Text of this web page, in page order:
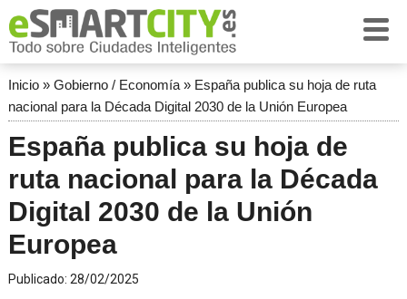
Inicio» Gobierno / Economía» España publica su hoja de ruta
nacional para la Década Digital 2030 de la Unión Europea
España publica su hoja de
ruta nacional para la Década
Digital 2030 de la Unión
Europea
Publicado: 28/02/2025